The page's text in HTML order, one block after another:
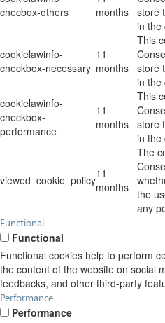
checbox-others
months store
in the
cookielawinfo-
checkbox-necessary
11
months
This
store
in the
cookielawinfo-
checkbox-
performance
11
months
This
store
in the
viewed_cookie_policy11
months
The
the
any
Functional
Functional
Functional cookies help to perform
the content of the website on social
feedbacks, and other third-party
Performance
Performance